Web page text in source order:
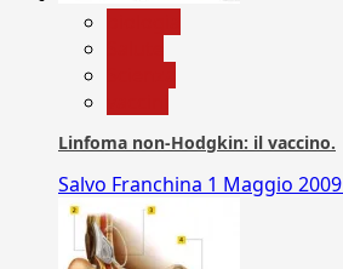
Linfoma non-Hodgkin: il vaccino.
Salvo Franchina 1 Maggio 2009